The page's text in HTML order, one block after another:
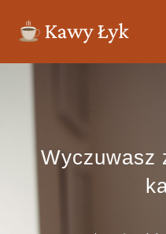
Wyczuwasz